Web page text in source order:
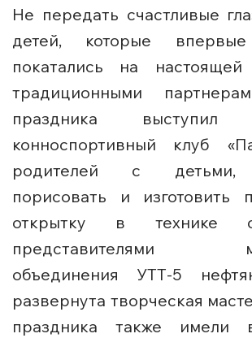
Не передать счастливые
детей, которые
покатались на
традиционными
праздника выступил
конноспортивный клуб
родителей с детьми,
порисовать и изготовить
открытку в технике
представителями
объединения УТТ-5
развернута творческая
праздника также имели